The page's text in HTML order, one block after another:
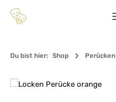
Zum Hauptinhalt springen
Du bist hier: Shop Perücken
Bildergalerie überspringen